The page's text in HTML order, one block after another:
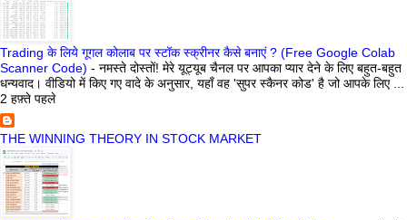
Trading के लिये गूगल कोलाब पर स्टॉक स्क्रीनर कैसे बनाएं ? (Free Google Colab
Scanner Code) - नमस्ते दोस्तों! मेरे यूट्यूब चैनल पर आपका प्यार देने के लिए बहुत-बहुत
धन्यवाद। वीडियो में किए गए वादे के अनुसार, यहाँ वह 'सुपर स्कैनर कोड' है जो आपके लिए ...
2 हफ़्ते पहले
THE WINNING THEORY IN STOCK MARKET